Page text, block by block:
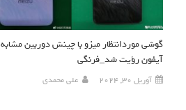
گوشی موردانتظار میزو با چینش دوربین مشابه
آیفون رؤیت شد_فرنگی
آوریل 30, 2024 علی محمدی